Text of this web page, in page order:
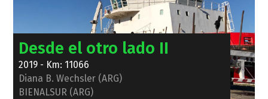
Desde el otro lado II
2019 - Km: 11066
Diana B. Wechsler (ARG)
BIENALSUR (ARG)